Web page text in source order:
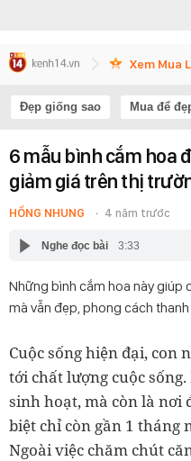
Xem Mua
Đẹp giống sao Mua để
6 mẫu bình cắm hoa
giảm giá trên thị
HỒNG NHUNG 4 năm trước
Nghe đọc bài 3:33
Những bình cắm hoa này giúp
mà vẫn đẹp, phong cách
Cuộc sống hiện đại, con
tới chất lượng cuộc
sinh hoạt, mà còn là nơi
biệt chỉ còn gần 1 tháng
Ngoài việc chăm chút